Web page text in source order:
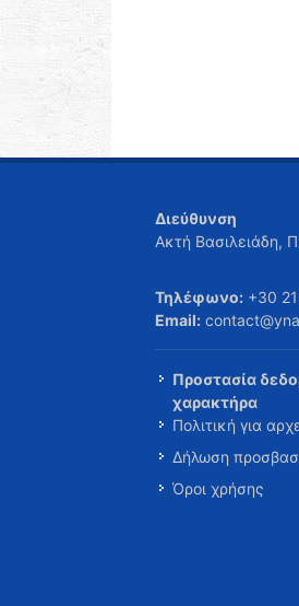
Διεύθυνση
Ακτή Βασιλειάδη,
Τηλέφωνο: +30
Email:
Προστασία
χαρακτήρα
Πολιτική για
Δήλωση
Όροι χρήσης